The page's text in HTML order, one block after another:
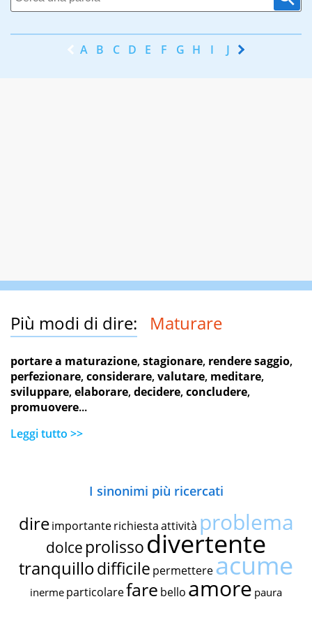
A B C D E F G H I J K
Più modi di dire: Maturare
portare a maturazione,stagionare, rendere saggio,
perfezionare,considerare,valutare, meditare,
sviluppare,elaborare,decidere,concludere,
promuovere...
Leggi tutto >>
I sinonimi più ricercati
dire importante richiestaattività problema
dolce prolissodivertente
tranquillodifficile permettereacume
inerme particolarefare bello amore paura